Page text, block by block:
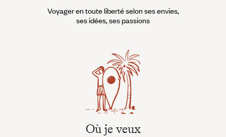
Voyager en toute liberté selon ses envies,
ses idées, ses passions
Où je veux